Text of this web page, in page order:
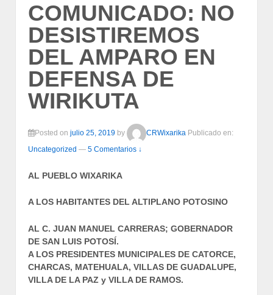
COMUNICADO: NO
DESISTIREMOS
DEL AMPARO EN
DEFENSA DE
WIRIKUTA
Posted on julio 25, 2019 by CRWixarika Publicado en:
Uncategorized — 5 Comentarios ↓
AL PUEBLO WIXARIKA
A LOS HABITANTES DEL ALTIPLANO POTOSINO
AL C. JUAN MANUEL CARRERAS; GOBERNADOR
DE SAN LUIS POTOSÍ.
A LOS PRESIDENTES MUNICIPALES DE CATORCE,
CHARCAS, MATEHUALA, VILLAS DE GUADALUPE,
VILLA DE LA PAZ y VILLA DE RAMOS.